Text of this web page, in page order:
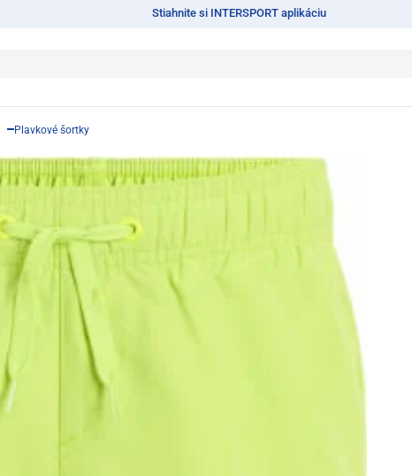
Stiahnite si INTERSPORT aplikáciu
Plavkové šortky